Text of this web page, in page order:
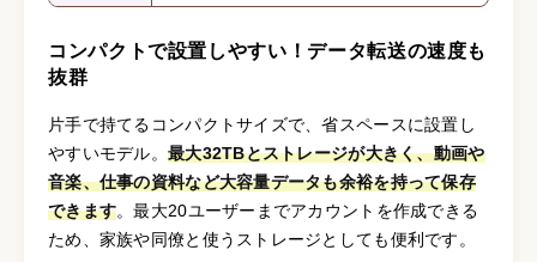
コンパクトで設置しやすい！データ転送の速度も
抜群
片手で持てるコンパクトサイズで、省スペースに設置し
やすいモデル。 最大32TBとストレージが大きく、動画や
音楽、仕事の資料など大容量データも余裕を持って保存
できます。最大20ユーザーまでアカウントを作成できる
ため、家族や同僚と使うストレージとしても便利です。